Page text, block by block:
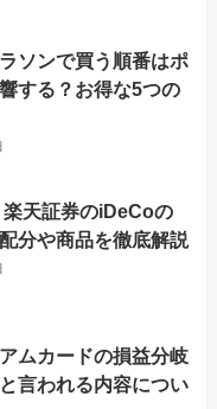
ソンで買う順番はポ
する？お得な5つの
楽天証券のiDeCoの
分や商品を徹底解説
ムカードの損益分岐
言われる内容につい